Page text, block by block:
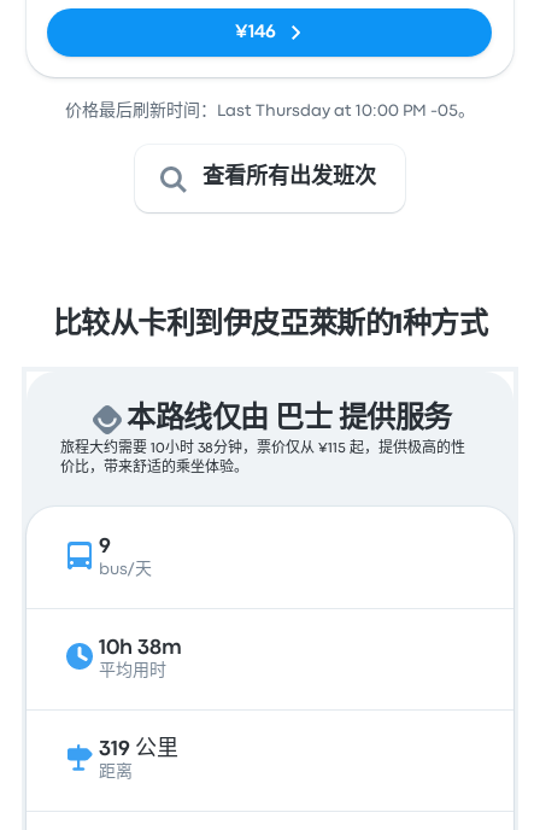
¥146
价格最后刷新时间：Last Thursday at 10:00 PM -05。
查看所有出发班次
比较从卡利到伊皮亞萊斯的1种方式
本路线仅由 巴士 提供服务
旅程大约需要 10小时 38分钟，票价仅从 ¥115 起，提供极高的性
价比，带来舒适的乘坐体验。
9
bus/天
10h 38m
平均用时
319 公里
距离